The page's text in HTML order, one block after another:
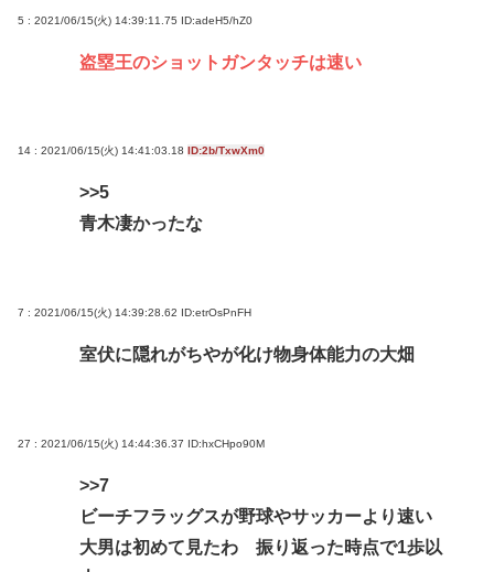
5 : 2021/06/15(火) 14:39:11.75 ID:adeH5/hZ0
盗塁王のショットガンタッチは速い
14 : 2021/06/15(火) 14:41:03.18 ID:2b/TxwXm0
>>5
青木凄かったな
7 : 2021/06/15(火) 14:39:28.62 ID:etrOsPnFH
室伏に隠れがちやが化け物身体能力の大畑
27 : 2021/06/15(火) 14:44:36.37 ID:hxCHpo90M
>>7
ビーチフラッグスが野球やサッカーより速い
大男は初めて見たわ 振り返った時点で1歩以